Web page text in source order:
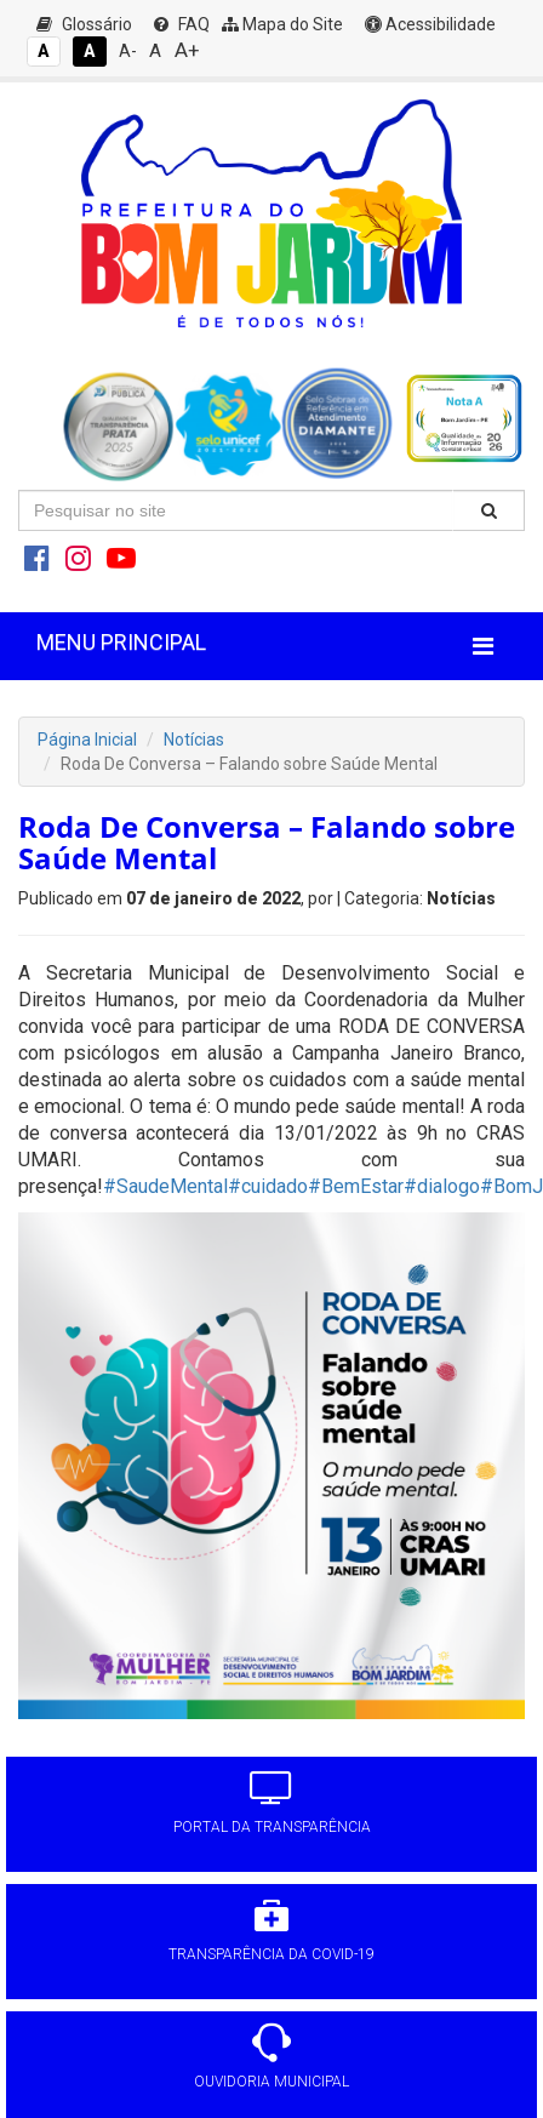
Glossário FAQ Mapa do Site
Acessibilidade
A
A A- A A+
MENU PRINCIPAL
Página Inicial
Notícias
Roda De Conversa – Falando sobre Saúde Mental
Roda De Conversa – Falando sobre
Saúde Mental
Publicado em 07 de janeiro de 2022, por | Categoria: Notícias
A Secretaria Municipal de Desenvolvimento Social e
Direitos Humanos, por meio da Coordenadoria da Mulher
convida você para participar de uma RODA DE CONVERSA
com psicólogos em alusão a Campanha Janeiro Branco,
destinada ao alerta sobre os cuidados com a saúde mental
e emocional. O tema é: O mundo pede saúde mental! A roda
de conversa acontecerá dia 13/01/2022 às 9h no CRAS
UMARI. Contamos com sua
presença!#SaudeMental#cuidado#BemEstar#dialogo
PORTAL DA TRANSPARÊNCIA
TRANSPARÊNCIA DA COVID-19
OUVIDORIA MUNICIPAL